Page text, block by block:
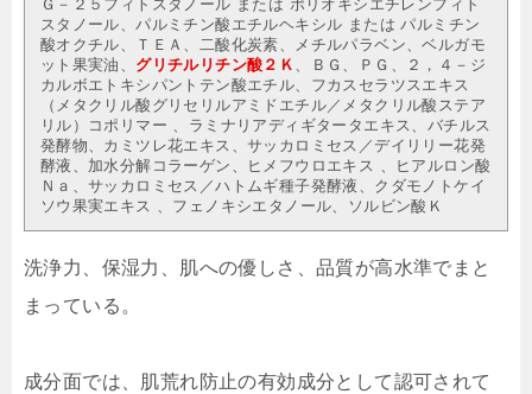
Ｇ－２５フィトスタノール または ポリオキシエチレンフィト
スタノール、パルミチン酸エチルヘキシル または パルミチン
酸オクチル、ＴＥＡ、二酸化炭素、メチルパラベン、ベルガモ
ット果実油、 グリチルリチン酸２Ｋ
、ＢＧ、ＰＧ、２，４－ジ
カルボエトキシパントテン酸エチル、フカスセラツスエキス
（メタクリル酸グリセリルアミドエチル／メタクリル酸ステア
リル）コポリマー 、ラミナリアディギタータエキス、バチルス
発酵物、カミツレ花エキス、サッカロミセス／デイリリー花発
酵液、加水分解コラーゲン、ヒメフウロエキス 、ヒアルロン酸
Ｎａ、サッカロミセス／ハトムギ種子発酵液、クダモノトケイ
ソウ果実エキス 、フェノキシエタノール、ソルビン酸Ｋ
洗浄力、保湿力、肌への優しさ、品質が高水準でまと
まっている。
成分面では、肌荒れ防止の有効成分として認可されて